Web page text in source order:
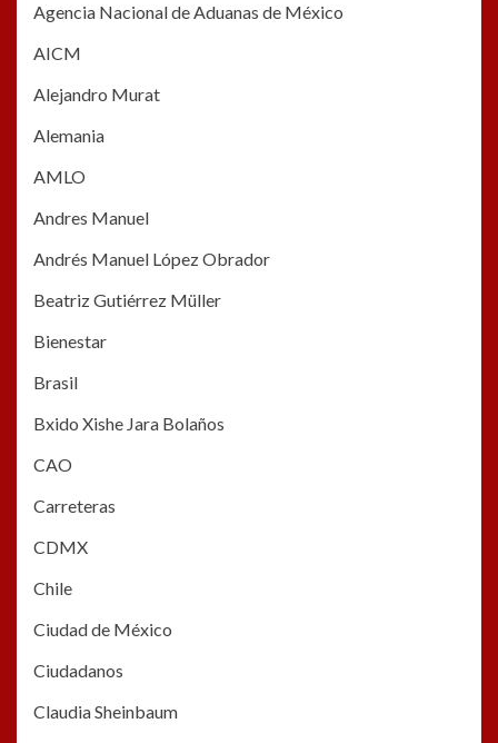
Agencia Nacional de Aduanas de México
AICM
Alejandro Murat
Alemania
AMLO
Andres Manuel
Andrés Manuel López Obrador
Beatriz Gutiérrez Müller
Bienestar
Brasil
Bxido Xishe Jara Bolaños
CAO
Carreteras
CDMX
Chile
Ciudad de México
Ciudadanos
Claudia Sheinbaum